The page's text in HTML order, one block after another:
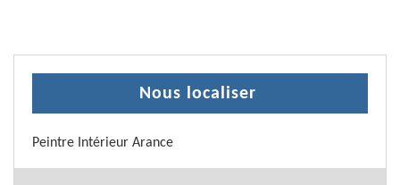
Nous localiser
Peintre Intérieur Arance